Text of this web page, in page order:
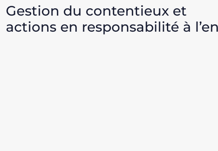
Gestion du contentieux et
actions en responsabilité à